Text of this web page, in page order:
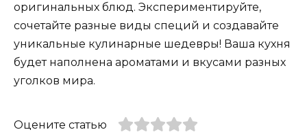
оригинальных блюд. Экспериментируйте,
сочетайте разные виды специй и создавайте
уникальные кулинарные шедевры! Ваша кухня
будет наполнена ароматами и вкусами разных
уголков мира.
Оцените статью